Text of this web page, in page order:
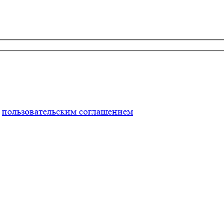
пользовательским соглашением